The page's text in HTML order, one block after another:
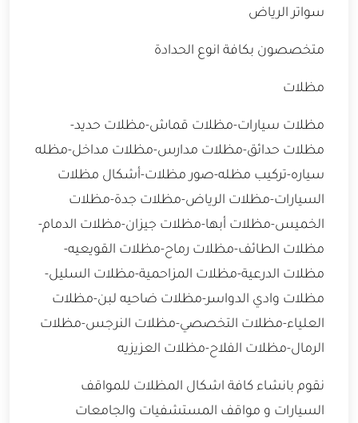
سواتر الرياض
متخصصون بكافة انوع الحدادة
مظلات
مظلات سيارات-مظلات قماش-مظلات حديد-
مظلات حدائق-مظلات مدارس-مظلات مداخل-مظله
سياره-تركيب مظله-صور مظلات-أشكال مظلات
السيارات-مظلات الرياض-مظلات جدة-مظلات
الخميس-مظلات أبها-مظلات جيزان-مظلات الدمام-
مظلات الطائف-مظلات رماح-مظلات القويعيه-
مظلات الدرعية-مظلات المزاحمية-مظلات السليل-
مظلات وادي الدواسر-مظلات ضاحيه لبن-مظلات
العلياء-مظلات التخصصي-مظلات النرجس-مظلات
الرمال-مظلات الفلاح-مظلات العزيزيه
نقوم بانشاء كافة اشكال المظلات للمواقف
السيارات و مواقف المستشفيات والجامعات